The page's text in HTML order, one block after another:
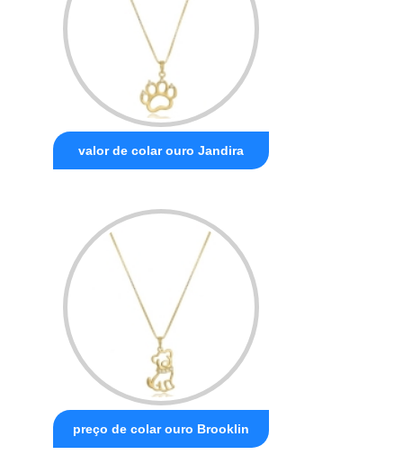
valor de colar ouro Jandira
preço de colar ouro Brooklin